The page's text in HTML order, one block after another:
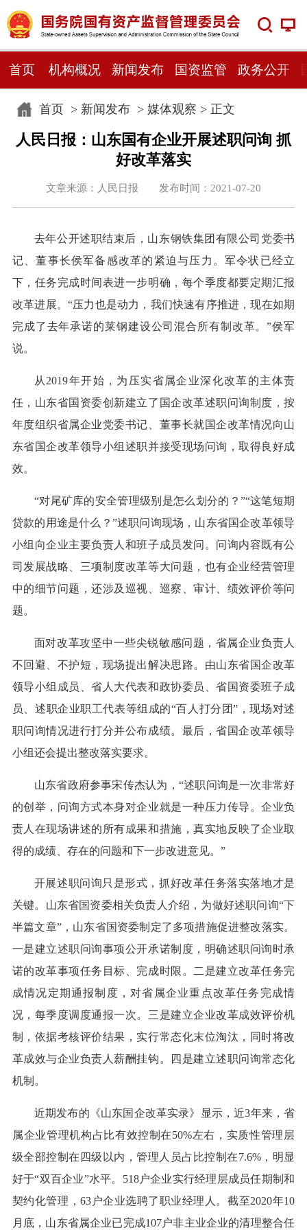
首页 机构概况 新闻发布 国资监管 政务公开
首页> 新闻发布> 媒体观察 > 正文
人民日报：山东国有企业开展述职问询 抓
好改革落实
文章来源：人民日报 发布时间：2021-07-20
去年公开述职结束后，山东钢铁集团有限公司党委书
记、董事长侯军备感改革的紧迫与压力。军令状已经立
下，任务完成时间表进一步明确，每个季度都要定期汇报
改革进展。“压力也是动力，我们快速有序推进，现在如期
完成了去年承诺的莱钢建设公司混合所有制改革。”侯军
说。
从2019年开始，为压实省属企业深化改革的主体责
任，山东省国资委创新建立了国企改革述职问询制度，按
年度组织省属企业党委书记、董事长就国企改革情况向山
东省国企改革领导小组述职并接受现场问询，取得良好成
效。
“对尾矿库的安全管理级别是怎么划分的？”“这笔短期
贷款的用途是什么？”述职问询现场，山东省国企改革领导
小组向企业主要负责人和班子成员发问。问询内容既有公
司发展战略、三项制度改革等大问题，也有企业经营管理
中的细节问题，还涉及巡视、巡察、审计、绩效评价等问
题。
面对改革攻坚中一些尖锐敏感问题，省属企业负责人
不回避、不护短，现场提出解决思路。由山东省国企改革
领导小组成员、省人大代表和政协委员、省国资委班子成
员、述职企业职工代表等组成的“百人打分团”，现场对述
职问询情况进行打分并公布成绩。最后，省国企改革领导
小组还会提出整改落实要求。
山东省政府参事宋传杰认为，“述职问询是一次非常好
的创举，问询方式本身对企业就是一种压力传导。企业负
责人在现场讲述的所有成果和措施，真实地反映了企业取
得的成绩、存在的问题和下一步改进意见。”
开展述职问询只是形式，抓好改革任务落实落地才是
关键。山东省国资委相关负责人介绍，为做好述职问询“下
半篇文章”，山东省国资委制定了多项措施促进整改落实。
一是建立述职问询事项公开承诺制度，明确述职问询时承
诺的改革事项任务目标、完成时限。二是建立改革任务完
成情况定期通报制度，对省属企业重点改革任务完成情
况，每季度调度通报一次。三是建立企业改革成效评价机
制，依据考核评价结果，实行常态化末位淘汰，同时将改
革成效与企业负责人薪酬挂钩。四是建立述职问询常态化
机制。
近期发布的《山东国企改革实录》显示，近3年来，省
属企业管理机构占比有效控制在50%左右，实质性管理层
级全部控制在四级以内，管理人员占比控制在7.6%，明显
好于“双百企业”水平。518户企业实行经理层成员任期制和
契约化管理，63户企业选聘了职业经理人。截至2020年10
月底，山东省属企业已完成107户非主业企业的清理整合任